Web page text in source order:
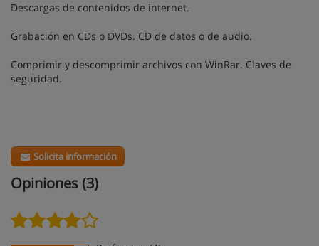
Descargas de contenidos de internet.
Grabación en CDs o DVDs. CD de datos o de audio.
Comprimir y descomprimir archivos con WinRar. Claves de
seguridad.
Solicita información
Opiniones (3)